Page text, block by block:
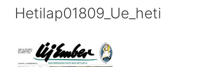
Hetilap01809_Ue_heti